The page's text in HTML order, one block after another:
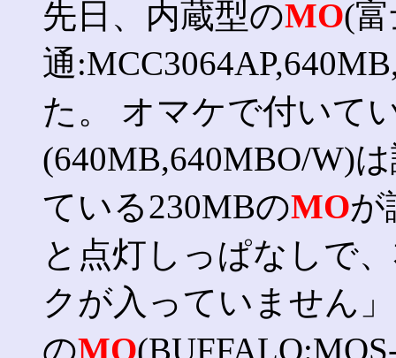
先日、内蔵型のMO(
通
た。 オマケで付いて
(640MB,640MBO/W)
ている230MBのMOが
と点灯しっぱなしで
クが入っていません
のMO